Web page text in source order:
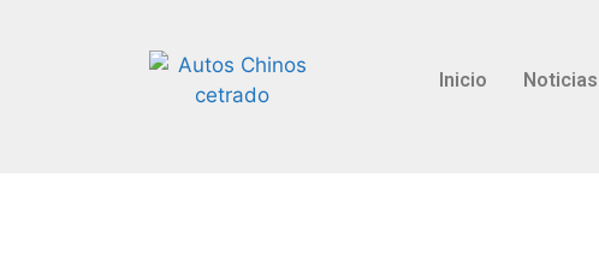
Inicio Noticias